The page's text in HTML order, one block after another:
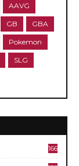
AAVG
GB GBA
Pokemon
SLG
166